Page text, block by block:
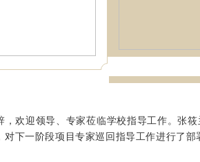
，欢迎领导、专家莅临学校指导工作。张
对下一阶段项目专家巡回指导工作进行了部